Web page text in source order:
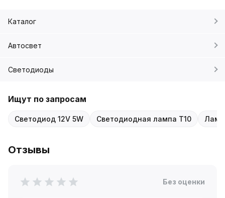
Каталог
Автосвет
Светодиоды
Ищут по запросам
Светодиод 12V 5W Светодиодная лампа T10
Отзывы
Без оценки